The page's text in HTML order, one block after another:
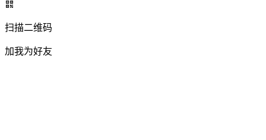
扫描二维码
加我为好友